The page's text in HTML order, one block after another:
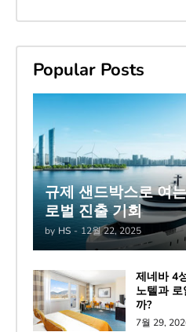
Popular Posts
규제 샌드박스로 여
로벌 진출 기회
by HS - 12월 22, 2025
제네바 4
노텔과
까?
7월 29,